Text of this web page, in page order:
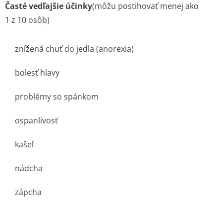
Časté vedľajšie účinky(môžu postihovať menej ako
1 z 10 osôb)
znížená chuť do jedla (anorexia)
bolesť hlavy
problémy so spánkom
ospanlivosť
kašeľ
nádcha
zápcha